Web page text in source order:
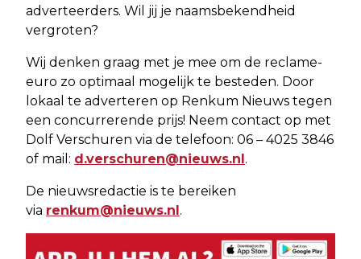
adverteerders. Wil jij je naamsbekendheid
vergroten?
Wij denken graag met je mee om de reclame-
euro zo optimaal mogelijk te besteden. Door
lokaal te adverteren op Renkum Nieuws tegen
een concurrerende prijs! Neem contact op met
Dolf Verschuren via de telefoon: 06 – 4025 3846
of mail: d.verschuren@nieuws.nl.
De nieuwsredactie is te bereiken
via renkum@nieuws.nl.